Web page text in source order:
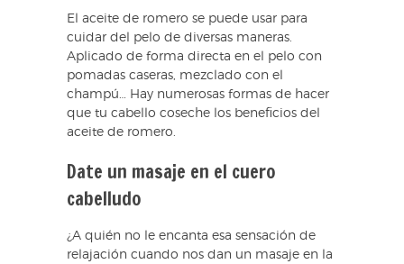
El aceite de romero se puede usar para
cuidar del pelo de diversas maneras.
Aplicado de forma directa en el pelo con
pomadas caseras, mezclado con el
champú… Hay numerosas formas de hacer
que tu cabello coseche los beneficios del
aceite de romero.
Date un masaje en el cuero
cabelludo
¿A quién no le encanta esa sensación de
relajación cuando nos dan un masaje en la